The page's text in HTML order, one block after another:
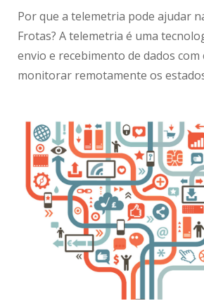
Por que a telemetria pode ajudar
Frotas? A telemetria é uma
envio e recebimento de dados
monitorar remotamente os